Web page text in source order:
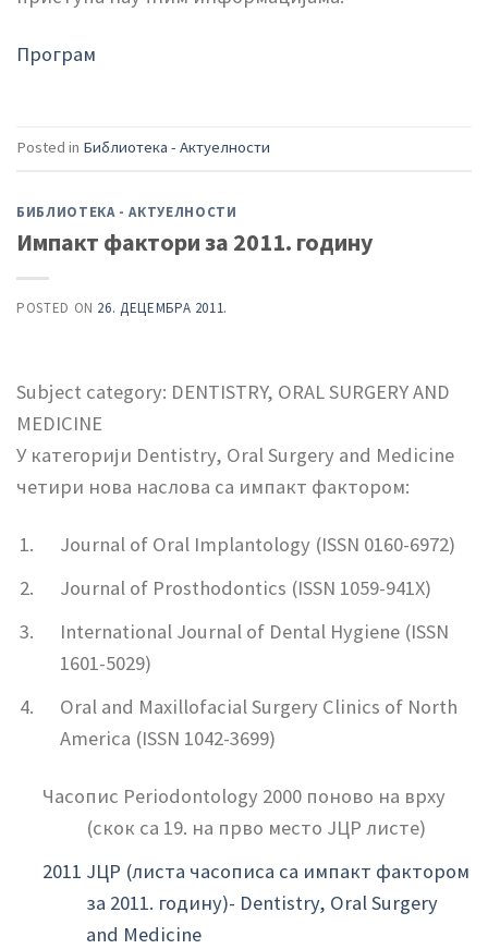
Програм
Posted in Библиотека - Актуелности
БИБЛИОТЕКА - АКТУЕЛНОСТИ
Импакт фактори за 2011. годину
POSTED ON 26. ДЕЦЕМБРА 2011.
Subject category: DENTISTRY, ORAL SURGERY AND
MEDICINE
У категорији Dentistry, Oral Surgery and Medicine
четири нова наслова са импакт фактором:
Journal of Oral Implantology (ISSN 0160-6972)
Journal of Prosthodontics (ISSN 1059-941X)
International Journal of Dental Hygiene (ISSN
1601-5029)
Oral and Maxillofacial Surgery Clinics of North
America (ISSN 1042-3699)
Часопис Periodontology 2000 поново на врху
(скок са 19. на прво место ЈЦР листе)
2011 ЈЦР (листа часописа са импакт фактором
за 2011. годину)- Dentistry, Oral Surgery
and Medicine